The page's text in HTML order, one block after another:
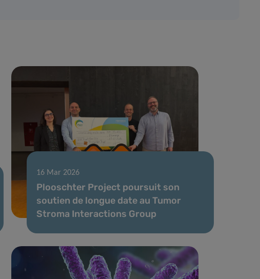
16 Mar 2026
Plooschter Project poursuit son
soutien de longue date au Tumor
Stroma Interactions Group